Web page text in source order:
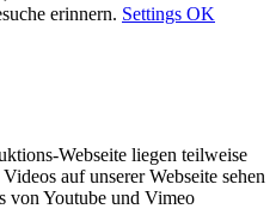
erinnern. Settings OK
Webseite liegen teilweise
auf unserer Webseite sehen
von Youtube und Vimeo